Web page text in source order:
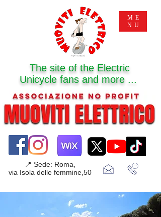
The site of the Electric
Unicycle fans and more ...
📍 Sede: Roma,
via Isola delle femmine,50
ME
NU